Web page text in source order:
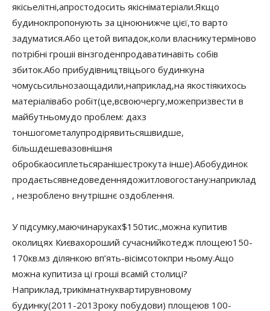
якісьелітні,апростодосить якісніматеріали.Якщо
будинокпропонують за ціноюнижче цієї,то варто
задуматися.Або цетой випадок,коли власникутерміново
потрібні грошіі вінзгоденпродаватинавіть собів
збиток.Або прибудівництвіцього будинкуна
чомусьсильнозаощадили,наприклад,на якостіякихось
матеріалівабо робіт(це,всвоючергу,можепризвести в
майбутньомудо проблем: дахз
тоншогометалупродірявитьсяшвидше,
більшдешевазовнішня
обробкаосиплетьсяранішестрокута інше).Абобудинок
продаєтьсявнедоведеннядожитловогостану:наприклад
, незроблено внутрішнє оздоблення.
У підсумку,маючинаруках$150тис.,можна купитив
околицях Києвахороший сучаснийкотедж площею150-
170кв.мз ділянкою вп’ять-вісімсотокпри ньому.Ащо
можна купитиза ці гроші всамій столиці?
Наприклад,трикімнатнуквартирувновому
будинку(2011-2013року побудови) площеюв 100-